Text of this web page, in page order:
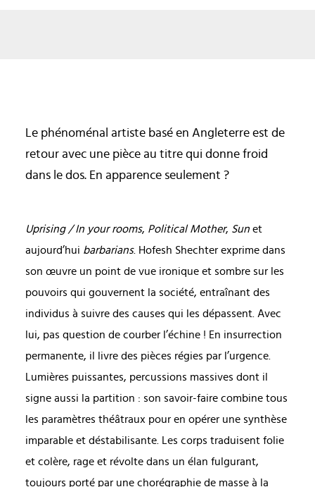
Le phénoménal artiste basé en Angleterre est de
retour avec une pièce au titre qui donne froid
dans le dos. En apparence seulement ?
Uprising / In your rooms, Political Mother, Sunet
aujourd’hui barbarians. Hofesh Shechter exprime dans
son œuvre un point de vue ironique et sombre sur les
pouvoirs qui gouvernent la société, entraînant des
individus à suivre des causes qui les dépassent. Avec
lui, pas question de courber l’échine ! En insurrection
permanente, il livre des pièces régies par l’urgence.
Lumières puissantes, percussions massives dont il
signe aussi la partition : son savoir-faire combine tous
les paramètres théâtraux pour en opérer une synthèse
imparable et déstabilisante. Les corps traduisent folie
et colère, rage et révolte dans un élan fulgurant,
toujours porté par une chorégraphie de masse à la